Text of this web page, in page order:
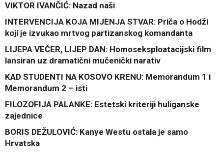
VIKTOR IVANČIĆ: Nazad naši
INTERVENCIJA KOJA MIJENJA STVAR: Priča o Hodži
koji je izvukao mrtvog partizanskog komandanta
LIJEPA VEČER, LIJEP DAN: Homoseksploatacijski film
lansiran uz dramatični mučenički narativ
KAD STUDENTI NA KOSOVO KRENU: Memorandum 1 i
Memorandum 2 – isti
FILOZOFIJA PALANKE: Estetski kriteriji huliganske
zajednice
BORIS DEŽULOVIĆ: Kanye Westu ostala je samo
Hrvatska